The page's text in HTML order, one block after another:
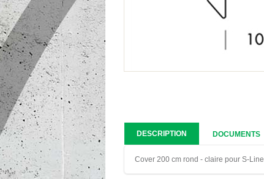
DESCRIPTION DOCUMENTS
Cover 200 cm rond - claire pour S-Line